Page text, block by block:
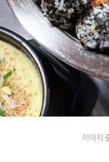
이미지